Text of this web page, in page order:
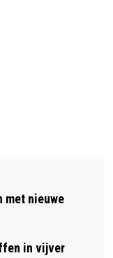
GROOT
met nieuwe
in vijver